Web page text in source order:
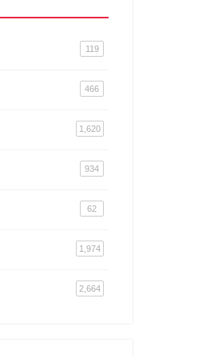
119
466
1,620
934
62
1,974
2,664